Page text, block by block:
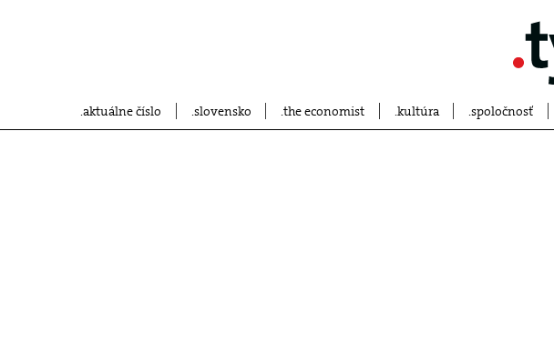
aktuálne číslo slovensko the economist kultúra spoločnosť